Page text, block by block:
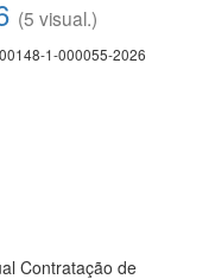
(5 visual.)
1-000055-2026
Contratação de